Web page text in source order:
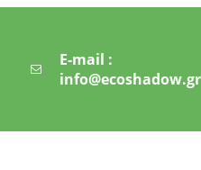
E-mail :
info@ecoshadow.gr